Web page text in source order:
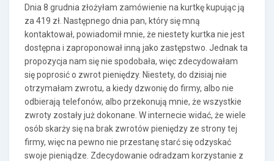
Dnia 8 grudnia złożyłam zamówienie na kurtkę kupując ją
za 419 zł. Następnego dnia pan, który się mną
kontaktował, powiadomił mnie, że niestety kurtka nie jest
dostępna i zaproponował inną jako zastępstwo. Jednak ta
propozycja nam się nie spodobała, więc zdecydowałam
się poprosić o zwrot pieniędzy. Niestety, do dzisiaj nie
otrzymałam zwrotu, a kiedy dzwonię do firmy, albo nie
odbierają telefonów, albo przekonują mnie, że wszystkie
zwroty zostały już dokonane. W internecie widać, że wiele
osób skarży się na brak zwrotów pieniędzy ze strony tej
firmy, więc na pewno nie przestanę starć się odzyskać
swoje pieniądze. Zdecydowanie odradzam korzystanie z